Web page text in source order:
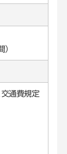
交通費規定